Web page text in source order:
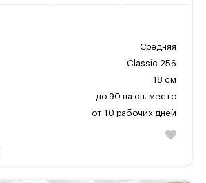
Средняя
Classic 256
18 см
до 90 на сп. место
от 10 рабочих дней